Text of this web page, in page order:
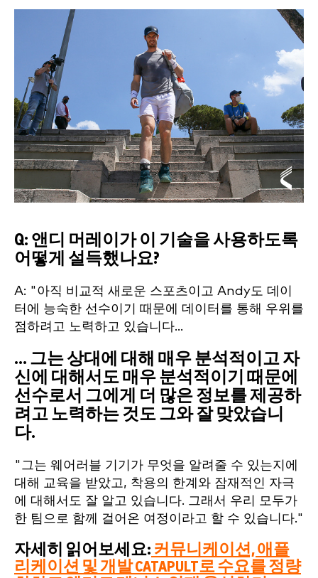
Q: 앤디 머레이가 이 기술을 사용하도록
어떻게 설득했나요?
A: "아직 비교적 새로운 스포츠이고 Andy도 데이
터에 능숙한 선수이기 때문에 데이터를 통해 우위를
점하려고 노력하고 있습니다...
... 그는 상대에 대해 매우 분석적이고 자
신에 대해서도 매우 분석적이기 때문에
선수로서 그에게 더 많은 정보를 제공하
려고 노력하는 것도 그와 잘 맞았습니
다.
"그는 웨어러블 기기가 무엇을 알려줄 수 있는지에
대해 교육을 받았고, 착용의 한계와 잠재적인 자극
에 대해서도 잘 알고 있습니다. 그래서 우리 모두가
한 팀으로 함께 걸어온 여정이라고 할 수 있습니다."
자세히 읽어보세요: 커뮤니케이션, 애플
리케이션 및 개발 CATAPULT로 수요를 정량